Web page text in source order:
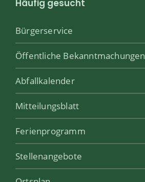
Häufig gesucht
Bürgerservice
Öffentliche Bekanntmachungen
Abfallkalender
Mitteilungsblatt
Ferienprogramm
Stellenangebote